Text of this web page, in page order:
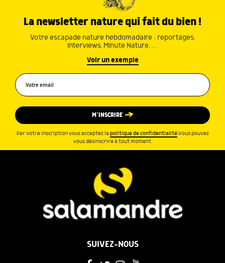
La newsletter nature qui fait du bien !
Votre escapade nature hebdomadaire : reportages,
interviews, Minute Nature, …
Voir un exemple
M’INSCRIRE
Par votre inscription vous acceptez la politique de confidentialité.Vous pouvez
vous désinscrire à tout moment.
SUIVEZ-NOUS